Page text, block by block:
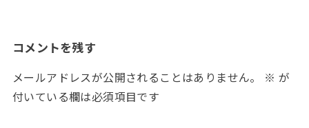
コメントを残す
メールアドレスが公開されることはありません。 ※ が
付いている欄は必須項目です